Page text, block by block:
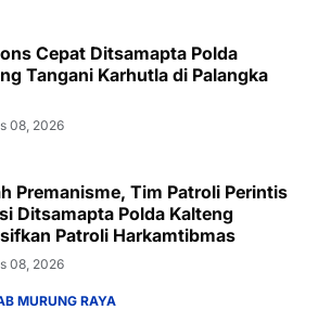
Cepat Ditsamapta Polda
Tangani Karhutla di Palangka
08, 2026
Premanisme, Tim Patroli Perintis
Ditsamapta Polda Kalteng
Patroli Harkamtibmas
08, 2026
MURUNG RAYA